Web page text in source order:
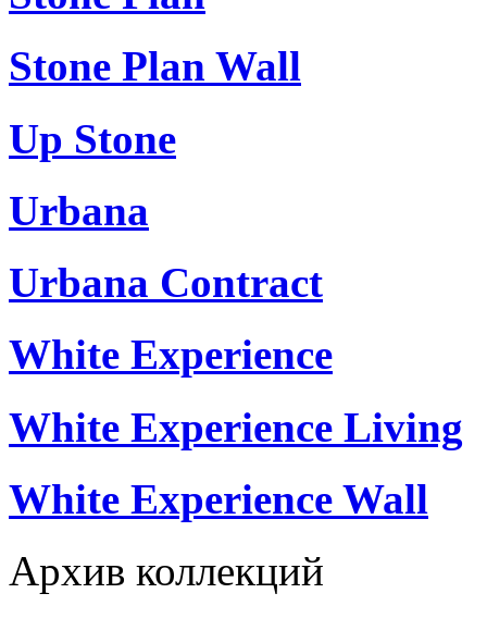
Stone Plan Wall
Up Stone
Urbana
Urbana Contract
White Experience
White Experience Living
White Experience Wall
Архив коллекций